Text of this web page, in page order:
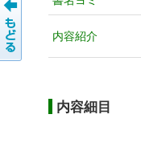
内容紹介
内容細目